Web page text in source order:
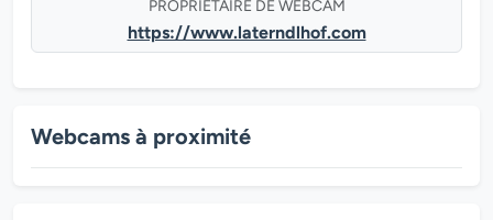
PROPRIÉTAIRE DE WEBCAM
https://www.laterndlhof.com
Webcams à proximité